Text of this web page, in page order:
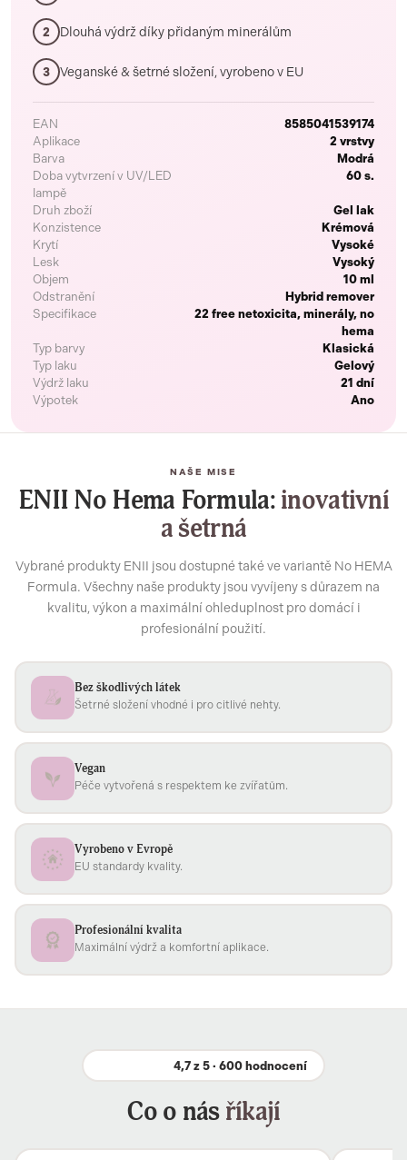
2 Dlouhá výdrž díky přidaným minerálům
3 Veganské & šetrné složení, vyrobeno v EU
EAN
8585041539174
Aplikace
2 vrstvy
Barva
Modrá
Doba vytvrzení v UV/LED
lampě
60 s.
Druh zboží
Gel lak
Konzistence
Krémová
Krytí
Vysoké
Lesk
Vysoký
Objem
10 ml
Odstranění
Hybrid remover
Specifikace
22 free netoxicita, minerály, no
hema
Typ barvy
Klasická
Typ laku
Gelový
Výdrž laku
21 dní
Výpotek
Ano
NAŠE MISE
ENII No Hema Formula:inovativní
a šetrná
Vybrané produkty ENII jsou dostupné také ve variantě No HEMA
Formula. Všechny naše produkty jsou vyvíjeny s důrazem na
kvalitu, výkon a maximální ohleduplnost pro domácí i
profesionální použití.
Bez škodlivých látek
Šetrné složení vhodné i pro citlivé nehty.
Vegan
Péče vytvořená s respektem ke zvířatům.
Vyrobeno v Evropě
EU standardy kvality.
Profesionální kvalita
Maximální výdrž a komfortní aplikace.
4,7 z 5 · 600 hodnocení
Co o násříkají